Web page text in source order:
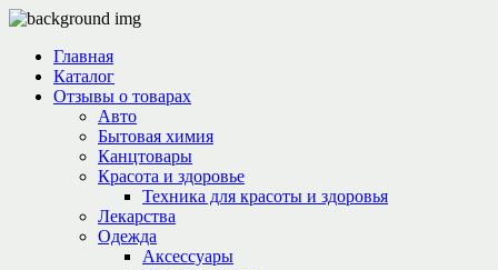
Главная
Каталог
Отзывы о товарах
Авто
Бытовая химия
Канцтовары
Красота и здоровье
Техника для красоты и здоровья
Лекарства
Одежда
Аксессуары